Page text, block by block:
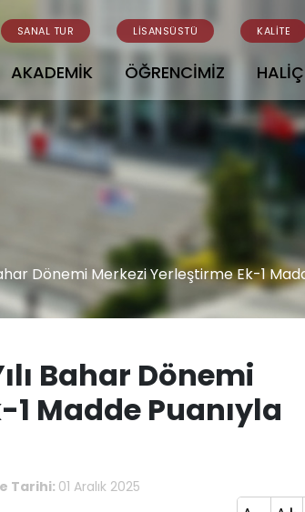
SANAL TUR LİSANSÜSTÜ KALİTE
AKADEMİK ÖĞRENCİMİZ
Dönemi Merkezi Yerleştirme Ek-1
Bahar Dönemi
Madde Puanıyla
Tarihi: 01 Aralık 2025